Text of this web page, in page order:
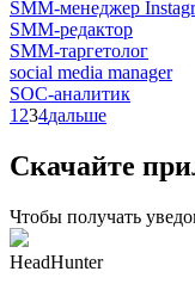
SMM-менеджер
SMM-редактор
SMM-таргетолог
social media manager
SOC-аналитик
1 234дальше
Скачайте
Чтобы получать
HeadHunter